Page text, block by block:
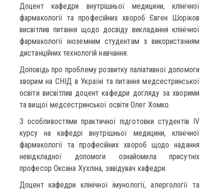
Доцент кафедри внутрішньої медицини, клінічної
фармакології та професійних хвороб Євген Шоріков
висвітлив питання щодо досвіду викладання клінічної
фармакології іноземним студентам з використанням
дистанційних технологій навчання.
Доповідь про проблему розвитку паліативної допомоги
хворим на СНІД в Україні та питання медсестринської
освіти висвітлив доцент кафедри догляду за хворими
та вищої медсестринської освіти Олег Хомко.
З особливостями практичної підготовки студентів ІV
курсу на кафедрі внутрішньої медицини, клінічної
фармакології та професійних хвороб щодо надання
невідкладної допомоги ознайомила присутніх
професор Оксана Хухліна, завідувач кафедри.
Доцент кафедри клінічної імунології, алергології та